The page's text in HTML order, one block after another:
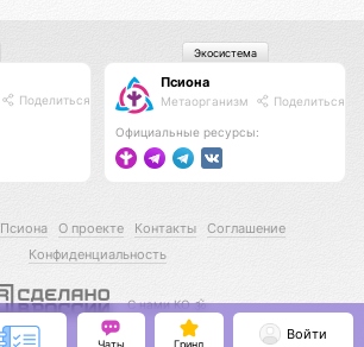
Поделиться
Псиона
Метаорганизм Поделиться
Официальные ресурсы:
Экосистема
Псиона О проекте Контакты
Соглашение
Конфиденциальность
С нами КО 🕉️
Чаты Гринд
Войти